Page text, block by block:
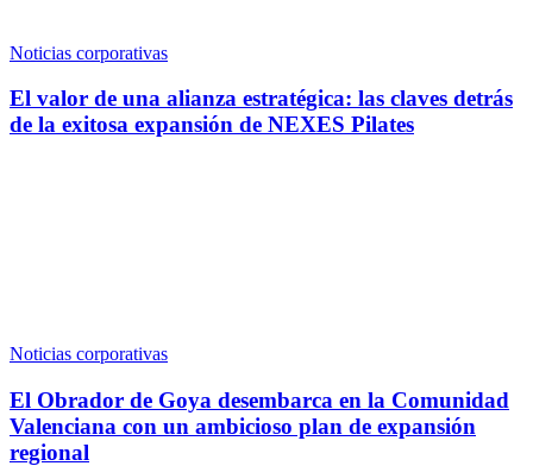
Noticias corporativas
El valor de una alianza estratégica: las claves detrás
de la exitosa expansión de NEXES Pilates
Noticias corporativas
El Obrador de Goya desembarca en la Comunidad
Valenciana con un ambicioso plan de expansión
regional